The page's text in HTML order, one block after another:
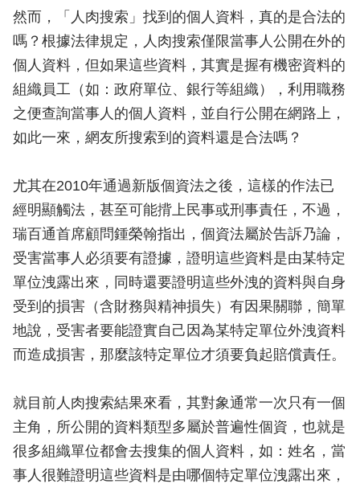
然而，「人肉搜索」找到的個人資料，真的是合法的
嗎？根據法律規定，人肉搜索僅限當事人公開在外的
個人資料，但如果這些資料，其實是握有機密資料的
組織員工（如：政府單位、銀行等組織），利用職務
之便查詢當事人的個人資料，並自行公開在網路上，
如此一來，網友所搜索到的資料還是合法嗎？
尤其在2010年通過新版個資法之後，這樣的作法已
經明顯觸法，甚至可能揹上民事或刑事責任，不過，
瑞百通首席顧問鍾榮翰指出，個資法屬於告訴乃論，
受害當事人必須要有證據，證明這些資料是由某特定
單位洩露出來，同時還要證明這些外洩的資料與自身
受到的損害（含財務與精神損失）有因果關聯，簡單
地說，受害者要能證實自己因為某特定單位外洩資料
而造成損害，那麼該特定單位才須要負起賠償責任。
就目前人肉搜索結果來看，其對象通常一次只有一個
主角，所公開的資料類型多屬於普遍性個資，也就是
很多組織單位都會去搜集的個人資料，如：姓名，當
事人很難證明這些資料是由哪個特定單位洩露出來，